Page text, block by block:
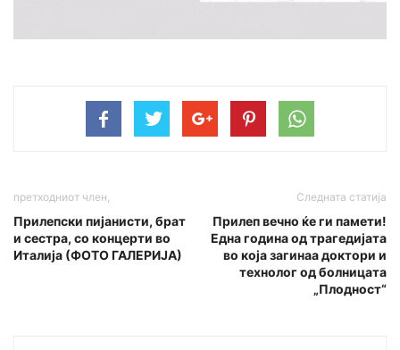
претходниот член,
Прилепски пијанисти, брат
и сестра, со концерти во
Италија (ФОТО ГАЛЕРИЈА)
Следната статија
Прилеп вечно ќе ги памети!
Една година од трагедијата
во која загинаа доктори и
технолог од болницата
„Плодност“